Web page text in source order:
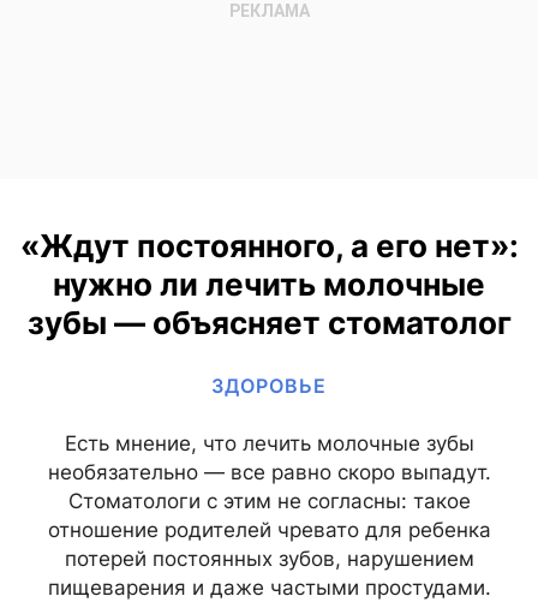
«Ждут постоянного, а его нет»:
нужно ли лечить молочные
зубы — объясняет стоматолог
ЗДОРОВЬЕ
Есть мнение, что лечить молочные зубы
необязательно — все равно скоро выпадут.
Стоматологи с этим не согласны: такое
отношение родителей чревато для ребенка
потерей постоянных зубов, нарушением
пищеварения и даже частыми простудами.